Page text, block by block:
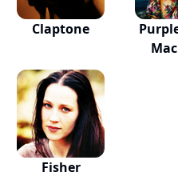
Claptone
Fisher